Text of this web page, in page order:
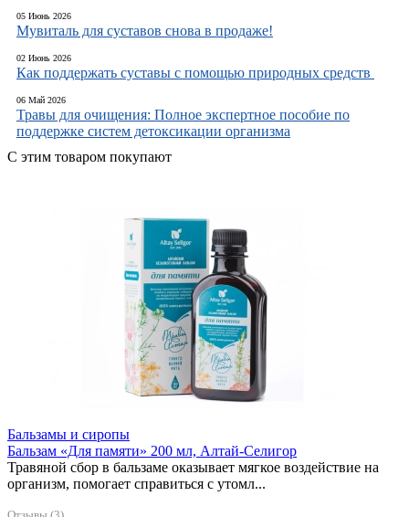
05 Июнь 2026
Мувиталь для суставов снова в продаже!
02 Июнь 2026
Как поддержать суставы с помощью природных средств
06 Май 2026
Травы для очищения: Полное экспертное пособие по
поддержке систем детоксикации организма
С этим товаром покупают
Бальзамы и сиропы
Бальзам «Для памяти» 200 мл, Алтай-Селигор
Травяной сбор в бальзаме оказывает мягкое воздействие на
организм, помогает справиться с утомл...